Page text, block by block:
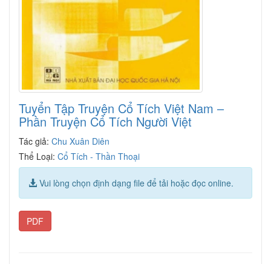
Tuyển Tập Truyện Cổ Tích Việt Nam –
Phần Truyện Cổ Tích Người Việt
Tác giả: Chu Xuân Diên
Thể Loại: Cổ Tích - Thần Thoại
Vui lòng chọn định dạng file để tải hoặc đọc online.
PDF